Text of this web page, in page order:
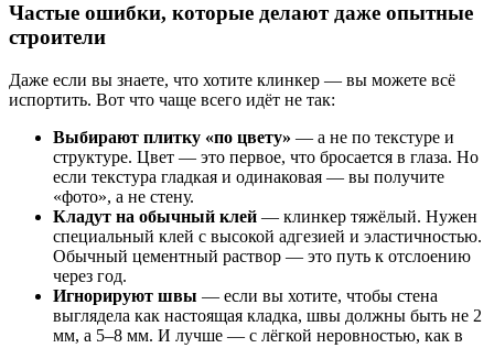
Частые ошибки, которые делают даже опытные
строители
Даже если вы знаете, что хотите клинкер — вы можете всё
испортить. Вот что чаще всего идёт не так:
Выбирают плитку «по цвету» — а не по текстуре и
структуре. Цвет — это первое, что бросается в глаза. Но
если текстура гладкая и одинаковая — вы получите
«фото», а не стену.
Кладут на обычный клей — клинкер тяжёлый. Нужен
специальный клей с высокой адгезией и эластичностью.
Обычный цементный раствор — это путь к отслоению
через год.
Игнорируют швы — если вы хотите, чтобы стена
выглядела как настоящая кладка, швы должны быть не 2
мм, а 5–8 мм. И лучше — с лёгкой неровностью, как в